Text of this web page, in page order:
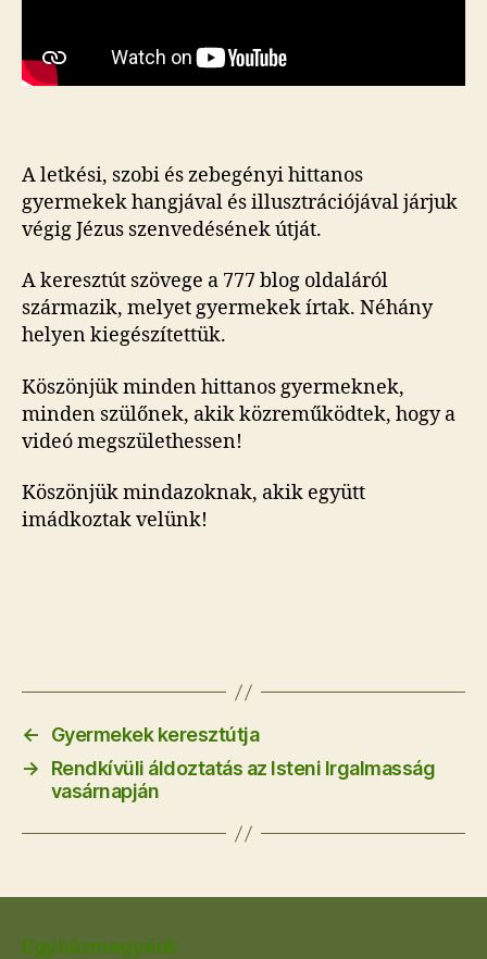
A letkési, szobi és zebegényi hittanos
gyermekek hangjával és illusztrációjával járjuk
végig Jézus szenvedésének útját.
A keresztút szövege a 777 blog oldaláról
származik, melyet gyermekek írtak. Néhány
helyen kiegészítettük.
Köszönjük minden hittanos gyermeknek,
minden szülőnek, akik közreműködtek, hogy a
videó megszülethessen!
Köszönjük mindazoknak, akik együtt
imádkoztak velünk!
←
Gyermekek keresztútja
→
Rendkívüli áldoztatás az Isteni Irgalmasság
vasárnapján
Egyházmegyénk